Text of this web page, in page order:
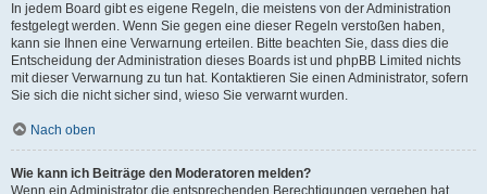
In jedem Board gibt es eigene Regeln, die meistens von der Administration
festgelegt werden. Wenn Sie gegen eine dieser Regeln verstoßen haben,
kann sie Ihnen eine Verwarnung erteilen. Bitte beachten Sie, dass dies die
Entscheidung der Administration dieses Boards ist und phpBB Limited nichts
mit dieser Verwarnung zu tun hat. Kontaktieren Sie einen Administrator, sofern
Sie sich die nicht sicher sind, wieso Sie verwarnt wurden.
Nach oben
Wie kann ich Beiträge den Moderatoren melden?
Wenn ein Administrator die entsprechenden Berechtigungen vergeben hat,